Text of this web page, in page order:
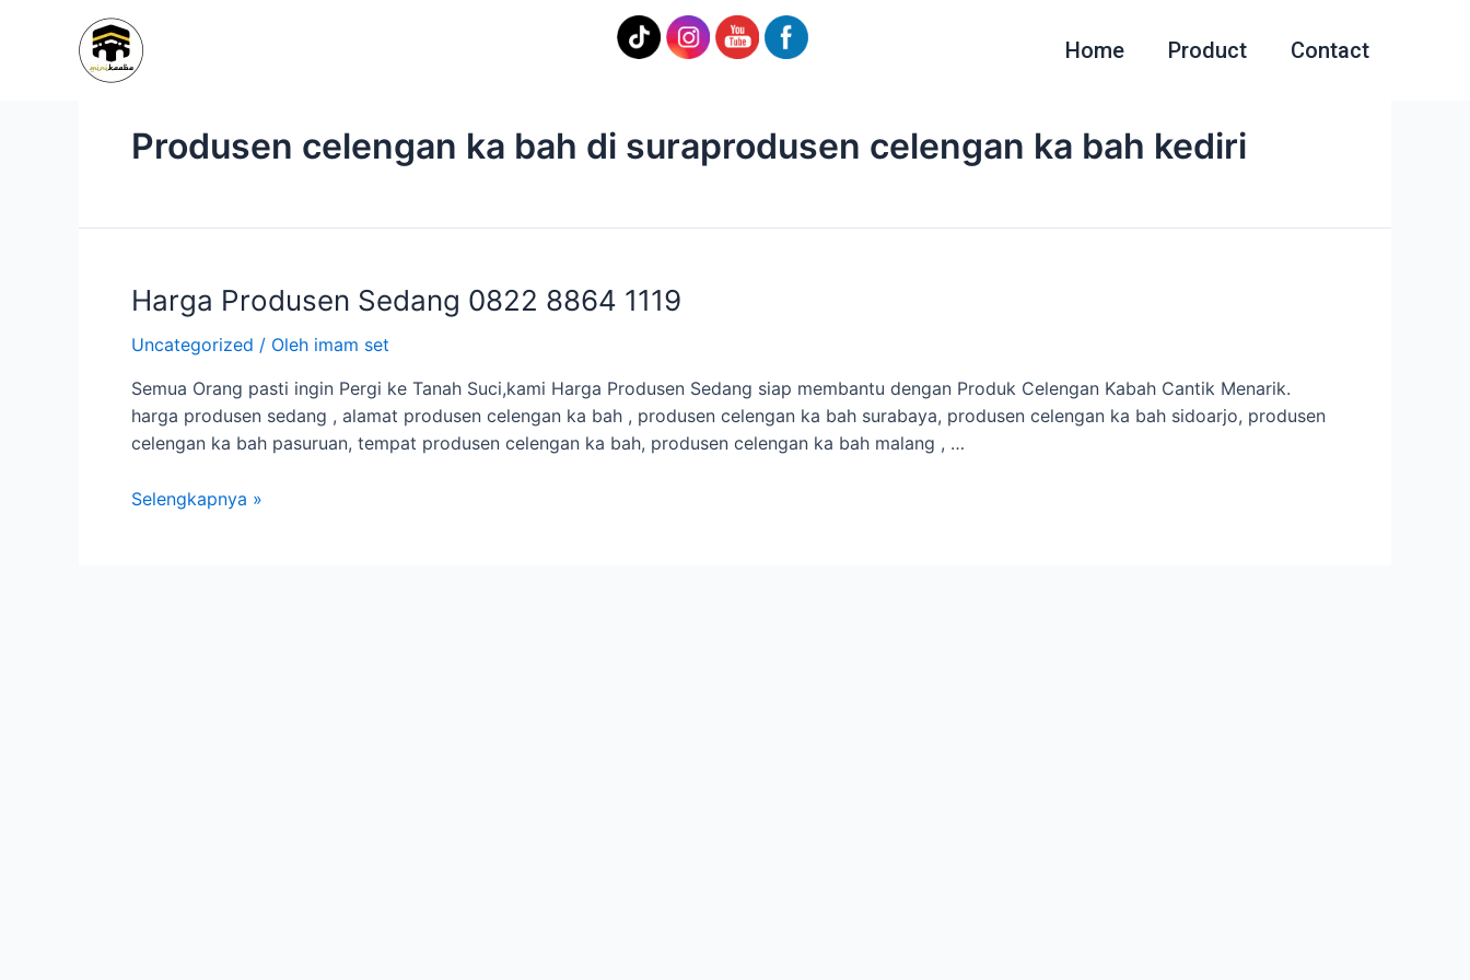
Home Product Contact
Produsen celengan ka bah di suraprodusen celengan ka bah kediri
Harga Produsen Sedang 0822 8864 1119
Uncategorized / Oleh imam set
Semua Orang pasti ingin Pergi ke Tanah Suci,kami Harga Produsen Sedang siap membantu dengan Produk Celengan Kabah Cantik Menarik.
harga produsen sedang , alamat produsen celengan ka bah , produsen celengan ka bah surabaya, produsen celengan ka bah sidoarjo, produsen
celengan ka bah pasuruan, tempat produsen celengan ka bah, produsen celengan ka bah malang , …
Harga
Produsen
Sedang
8864
1119
Selengkapnya »